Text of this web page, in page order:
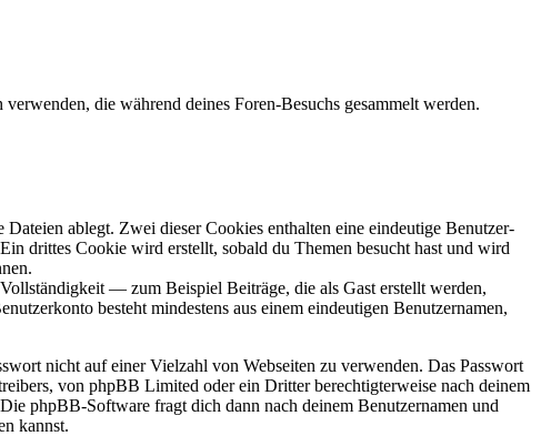
die während deines Foren-Besuchs gesammelt werden.
ablegt. Zwei dieser Cookies enthalten eine eindeutige Benutzer-
drittes Cookie wird erstellt, sobald du Themen besucht hast und wird
— zum Beispiel Beiträge, die als Gast erstellt werden,
besteht mindestens aus einem eindeutigen Benutzernamen,
nicht auf einer Vielzahl von Webseiten zu verwenden. Das Passwort
von phpBB Limited oder ein Dritter berechtigterweise nach deinem
phpBB-Software fragt dich dann nach deinem Benutzernamen und
kannst.